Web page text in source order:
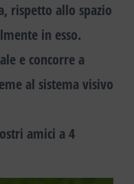
rispetto allo spazio
in esso.
e concorre a
al sistema visivo
amici a 4